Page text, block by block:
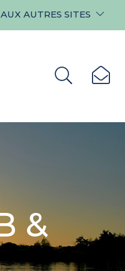
AUTRES SITES
&